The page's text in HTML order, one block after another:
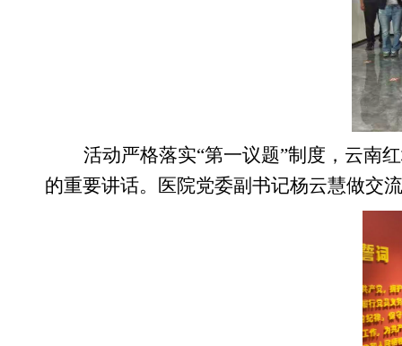
活动严格落实“第一议题”制度，云南
的重要讲话。医院党委副书记杨云慧做交